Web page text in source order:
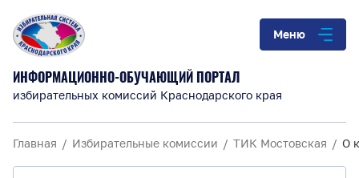
Меню
ИНФОРМАЦИОННО-ОБУЧАЮЩИЙ ПОРТАЛ
избирательных комиссий Краснодарского края
Главная Избирательные комиссии ТИК Мостовская О